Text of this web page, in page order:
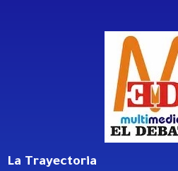
La Trayectoria